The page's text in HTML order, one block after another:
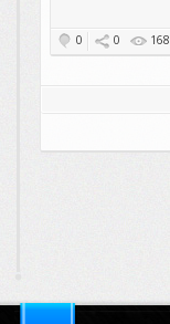
0
0 168